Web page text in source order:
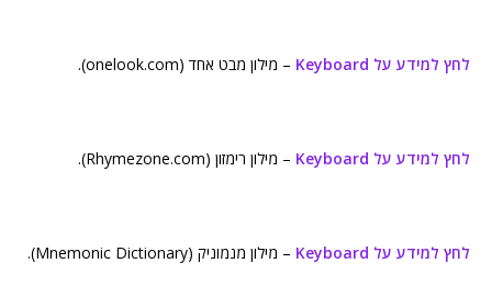
לחץ למידע על Keyboard – מילון מבט אחד (onelook.com).
לחץ למידע על Keyboard – מילון רימזון (Rhymezone.com).
לחץ למידע על Keyboard – מילון מנמוניק (Mnemonic Dictionary).